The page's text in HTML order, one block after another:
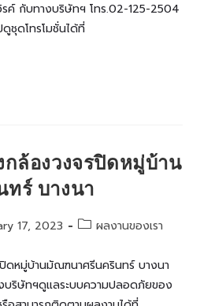
ค์ กับทางบริษัทฯ โทร.02-125-2504
ชุดโทรโมชั่นได้ที่
กงล้องวงจรปิดหมู่บ้าน
ร์ บางนา
17, 2023
Postผลงานของเรา
หมู่บ้านมัณฑนาศรีนครินทร์ บางนา
บริษัทฯดูแลระบบความปลอดภัยของ